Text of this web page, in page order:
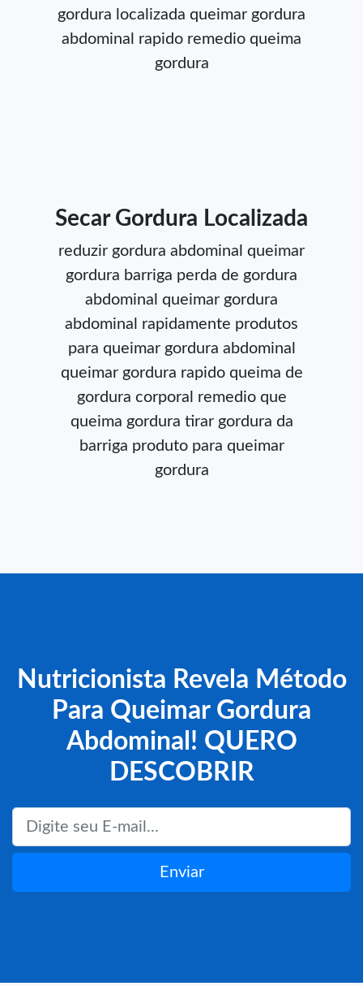
gordura localizada queimar gordura
abdominal rapido remedio queima
gordura
Secar Gordura Localizada
reduzir gordura abdominal queimar
gordura barriga perda de gordura
abdominal queimar gordura
abdominal rapidamente produtos
para queimar gordura abdominal
queimar gordura rapido queima de
gordura corporal remedio que
queima gordura tirar gordura da
barriga produto para queimar
gordura
Nutricionista Revela Método
Para Queimar Gordura
Abdominal! QUERO
DESCOBRIR
Enviar